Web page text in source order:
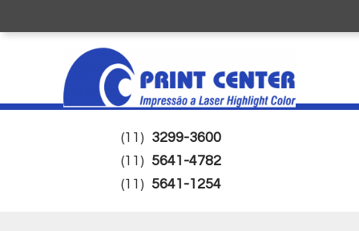
(11) 3299-3600
(11) 5641-4782
(11) 5641-1254